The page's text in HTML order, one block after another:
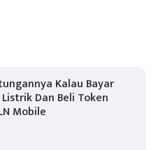
Kalau Bayar
Dan Beli Token
Mobile